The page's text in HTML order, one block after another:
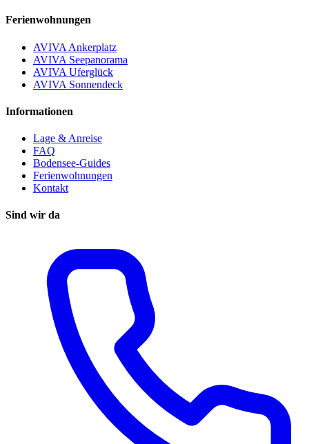
Ferienwohnungen
AVIVA Ankerplatz
AVIVA Seepanorama
AVIVA Uferglück
AVIVA Sonnendeck
Informationen
Lage & Anreise
FAQ
Bodensee-Guides
Ferienwohnungen
Kontakt
Sind wir da